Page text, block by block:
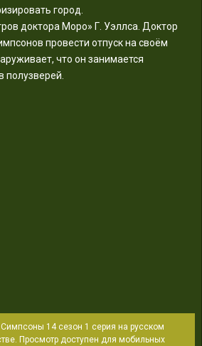
город.
доктора Моро» Г. Уэллса. Доктор
провести отпуск на своём
что он занимается
14 сезон 1 серия на русском
Просмотр доступен для мобильных